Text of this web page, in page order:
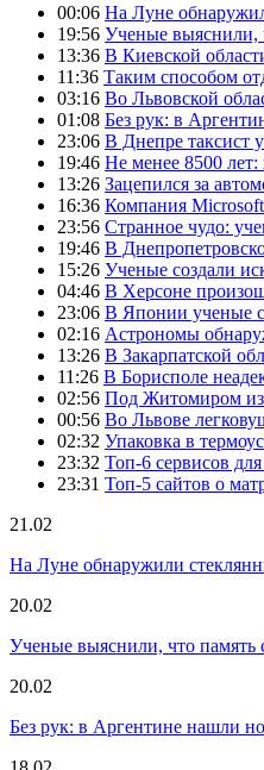
00:06 На Луне
19:56 Ученые выяснили,
13:36 В Киевской
11:36 Таким способом
03:16 Во Львовской
01:08 Без рук: в
23:06 В Днепре таксист
19:46 Не менее 8500
13:26 Зацепился за
16:36 Компания
23:56 Странное чудо:
19:46 В
15:26 Ученые создали
04:46 В Херсоне
23:06 В Японии ученые
02:16 Астрономы
13:26 В Закарпатской
11:26 В Борисполе
02:56 Под Житомиром из
00:56 Во Львове
02:32 Упаковка в
23:32 Топ-6 сервисов
23:31 Топ-5 сайтов о
21.02
На Луне обнаружили
20.02
Ученые выяснили, что память
20.02
Без рук: в Аргентине нашли